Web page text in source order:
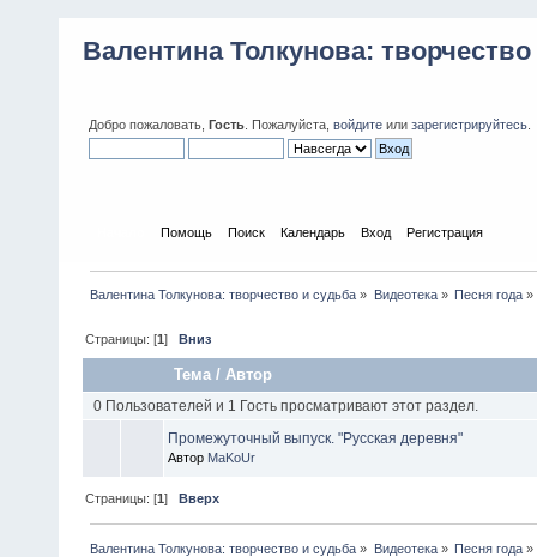
Валентина Толкунова:
Добро пожаловать, Гость . Пожалуйста, войдите или зарегистрируйтесь
Помощь Поиск Календарь Вход Регистрация
Валентина Толкунова: творчество и судьба » Видеотека» Песня года»
Страницы: [1]Вниз
Тема / Автор
0 Пользователей и 1 Гость просматривают этот раздел.
Промежуточный выпуск. "Русская деревня"
Автор MaKoUr
Страницы: [1]Вверх
Валентина Толкунова: творчество и судьба » Видеотека» Песня года»